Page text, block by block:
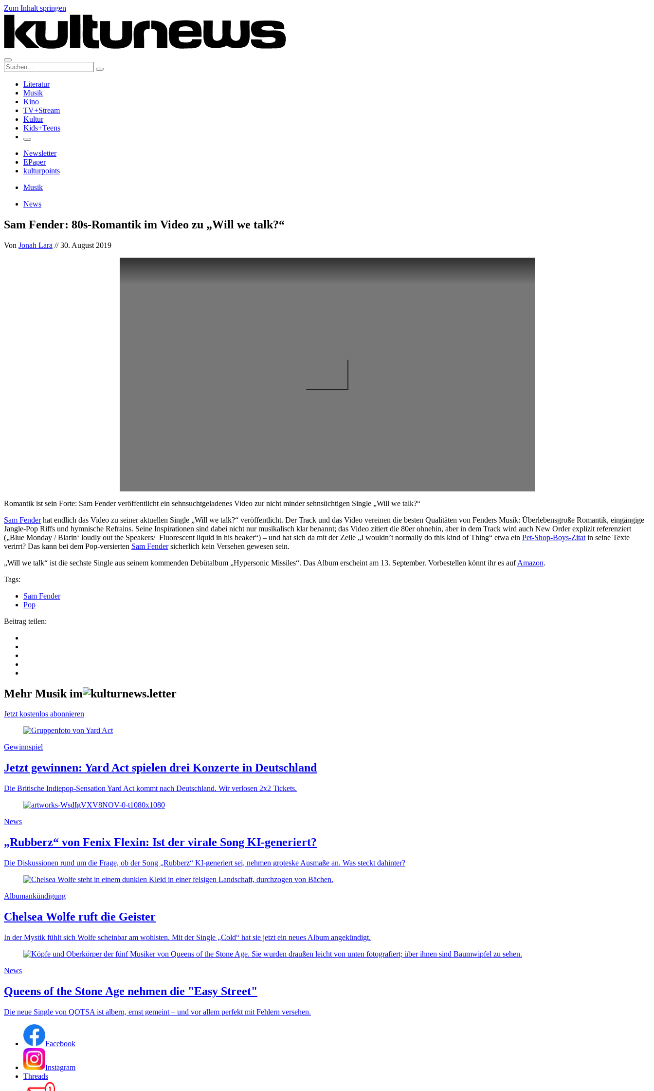
Zum Inhalt springen
Suche:
Literatur
Musik
Kino
TV+Stream
Kultur
Kids+Teens
Newsletter
EPaper
kulturpoints
Musik
News
Sam Fender: 80s-Romantik im Video zu „Will we talk?“
Von Jonah Lara // 30. August 2019
Romantik ist sein Forte: Sam Fender veröffentlicht ein sehnsuchtgeladenes Video zur nicht minder sehnsüchtigen Single „Will we talk?“
Sam Fenderhat endlich das Video zu seiner aktuellen Single „Will we talk?“ veröffentlicht. Der Track und das Video vereinen die besten Qualitäten von Fenders Musik: Überlebensgroße Romantik, eingängige
Jangle-Pop Riffs und hymnische Refrains. Seine Inspirationen sind dabei nicht nur musikalisch klar benannt; das Video zitiert die 80er ohnehin, aber in dem Track wird auch New Order explizit referenziert
(„Blue Monday / Blarin‘ loudly out the Speakers/ Fluorescent liquid in his beaker“) – und hat sich da mit der Zeile „I wouldn’t normally do this kind of Thing“ etwa ein Pet-Shop-Boys-Zitat in seine Texte
verirrt? Das kann bei dem Pop-versierten Sam Fendersicherlich kein Versehen gewesen sein.
„Will we talk“ ist die sechste Single aus seinem kommenden Debütalbum „Hypersonic Missiles“. Das Album erscheint am 13. September. Vorbestellen könnt ihr es aufAmazon.
Tags:
Sam Fender
Pop
Beitrag teilen:
Mehr Musik im
Jetzt kostenlos abonnieren
Gewinnspiel
Jetzt gewinnen: Yard Act spielen drei Konzerte in Deutschland
Die Britische Indiepop-Sensation Yard Act kommt nach Deutschland. Wir verlosen 2x2 Tickets.
News
„Rubberz“ von Fenix Flexin: Ist der virale Song KI-generiert?
Die Diskussionen rund um die Frage, ob der Song „Rubberz“ KI-generiert sei, nehmen groteske Ausmaße an. Was steckt dahinter?
Albumankündigung
Chelsea Wolfe ruft die Geister
In der Mystik fühlt sich Wolfe scheinbar am wohlsten. Mit der Single „Cold“ hat sie jetzt ein neues Album angekündigt.
News
Queens of the Stone Age nehmen die "Easy Street"
Die neue Single von QOTSA ist albern, ernst gemeint – und vor allem perfekt mit Fehlern versehen.
Facebook
Instagram
Threads